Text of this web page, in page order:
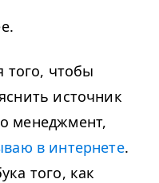
того, чтобы
источник
менеджмент,
в интернете.
того, как